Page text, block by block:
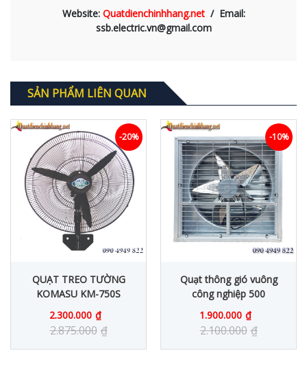
Website: Quatdienchinhhang.net/ Email:
ssb.electric.vn@gmail.com
SẢN PHẨM LIÊN QUAN
QUẠT TREO TƯỜNG
KOMASU KM-750S
2.300.000 ₫
2.875.000 ₫
-20%
Quạt thông gió vuông
công nghiệp 500
1.900.000 ₫
2.100.000 ₫
-10%